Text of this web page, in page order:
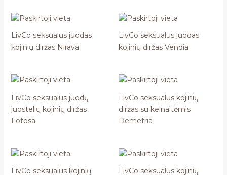
LivCo seksualus juodas
kojinių diržas Nirava
LivCo seksualus juodas
kojinių diržas Vendia
LivCo seksualus juodų
juostelių kojinių diržas
Lotosa
LivCo seksualus kojinių
diržas su kelnaitėmis
Demetria
LivCo seksualus kojinių
LivCo seksualus kojinių